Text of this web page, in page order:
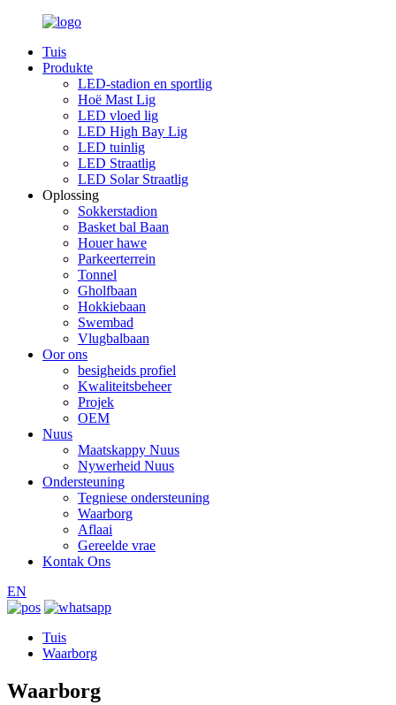
Tuis
Produkte
LED-stadion en sportlig
Hoë Mast Lig
LED vloed lig
LED High Bay Lig
LED tuinlig
LED Straatlig
LED Solar Straatlig
Oplossing
Sokkerstadion
Basket bal Baan
Houer hawe
Parkeerterrein
Tonnel
Gholfbaan
Hokkiebaan
Swembad
Vlugbalbaan
Oor ons
besigheids profiel
Kwaliteitsbeheer
Projek
OEM
Nuus
Maatskappy Nuus
Nywerheid Nuus
Ondersteuning
Tegniese ondersteuning
Waarborg
Aflaai
Gereelde vrae
Kontak Ons
EN
Tuis
Waarborg
Waarborg